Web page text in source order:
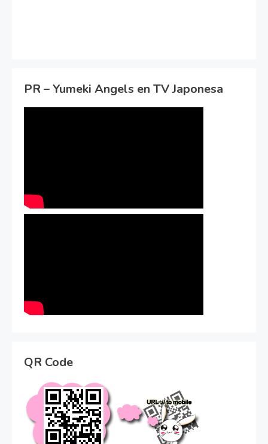
PR – Yumeki Angels en TV Japonesa
QR Code